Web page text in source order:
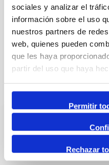
sociales y analizar el
información sobre el uso
nuestros partners de
web, quienes pueden
que les haya
partir del uso que haya
Permitir
Rechazar
Informació SAC
Accès a SAC (
Enllaços d'interès